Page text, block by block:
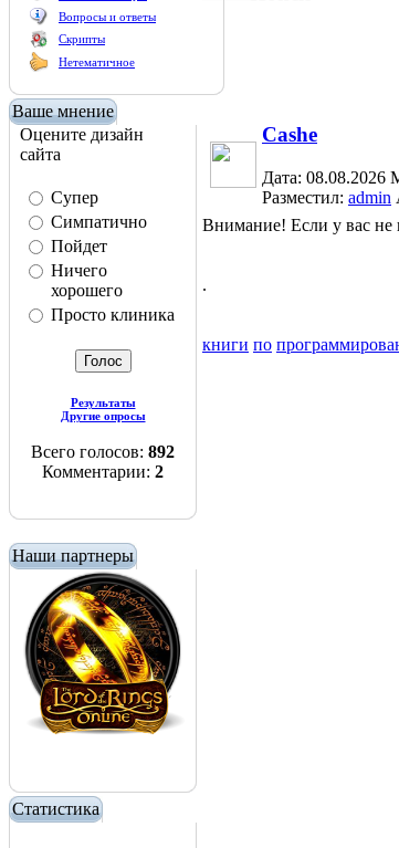
Вопросы и ответы
Скрипты
Нетематичное
Ваше мнение
Оцените дизайн
сайта
Супер
Симпатично
Пойдет
Ничего
хорошего
Просто клиника
Результаты
Другие опросы
Всего голосов: 892
Комментарии: 2
Наши партнеры
Статистика
Cashe
Дата: 08.08.2026
Разместил: admin
Внимание! Если у вас
.
книги по